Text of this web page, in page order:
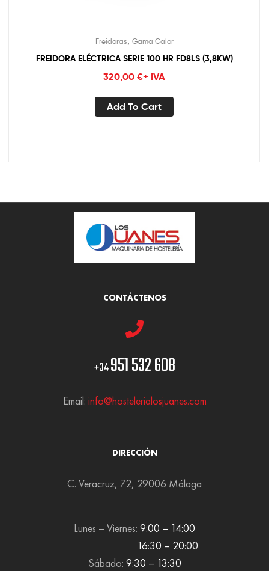
Freidoras, Gama Calor
FREIDORA ELÉCTRICA SERIE 100 HR FD8LS (3,8KW)
320,00 €+ IVA
Add To Cart
CONTÁCTENOS
+34951 532 608
Email: info@hostelerialosjuanes.com
DIRECCIÓN
C. Veracruz, 72, 29006 Málaga
Lunes – Viernes: 9:00 – 14:00
16:30 – 20:00
Sábado: 9:30 – 13:30